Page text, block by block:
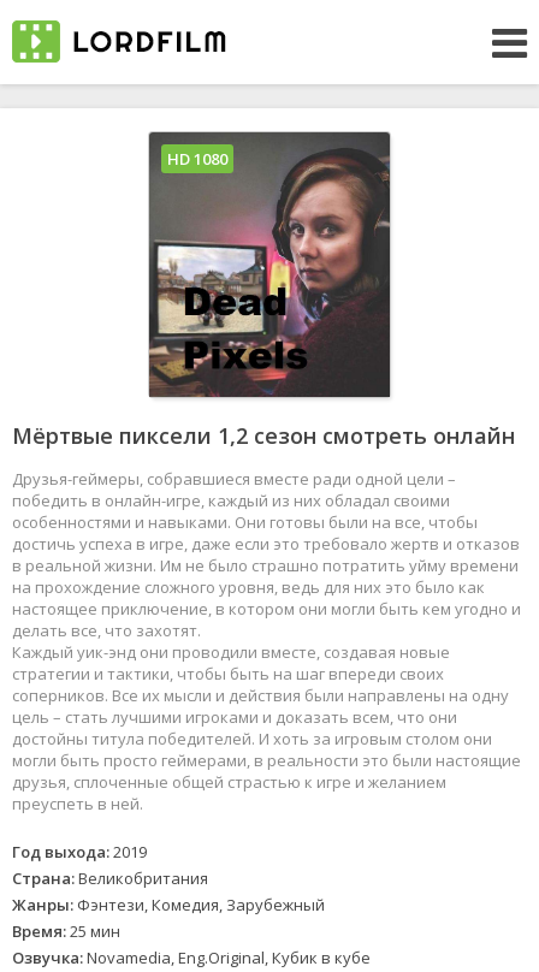
Мёртвые пиксели 1,2 сезон смотреть онлайн
Друзья-геймеры, собравшиеся вместе ради одной цели –
победить в онлайн-игре, каждый из них обладал своими
особенностями и навыками. Они готовы были на все, чтобы
достичь успеха в игре, даже если это требовало жертв и отказов
в реальной жизни. Им не было страшно потратить уйму времени
на прохождение сложного уровня, ведь для них это было как
настоящее приключение, в котором они могли быть кем угодно и
делать все, что захотят.
Каждый уик-энд они проводили вместе, создавая новые
стратегии и тактики, чтобы быть на шаг впереди своих
соперников. Все их мысли и действия были направлены на одну
цель – стать лучшими игроками и доказать всем, что они
достойны титула победителей. И хоть за игровым столом они
могли быть просто геймерами, в реальности это были настоящие
друзья, сплоченные общей страстью к игре и желанием
преуспеть в ней.
Год выхода:2019
Страна:Великобритания
Жанры: Фэнтези, Комедия, Зарубежный
Время:25 мин
Озвучка:Novamedia, Eng.Original, Кубик в кубе
HD 1080